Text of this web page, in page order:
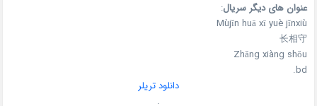
عنوان های دیگر سریال:
Mùjǐn huā xī yuè jǐnxiù
长相守
Zhǎng xiàng shǒu
bd.
دانلود تریلر
.